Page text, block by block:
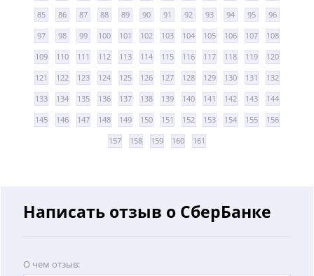
85 86 87 88 89 90 91 92 93 94 95 96
97 98 99 100 101 102 103 104 105 106 107 108
109 110 111 112 113 114 115 116 117 118 119 120
121 122 123 124 125 126 127 128 129 130 131 132
133 134 135 136 137 138 139 140 141 142 143 144
145 146 147 148 149 150 151 152 153 154 155 156
157 158 159 160 161
Написать отзыв о СберБанке
О чем отзыв: